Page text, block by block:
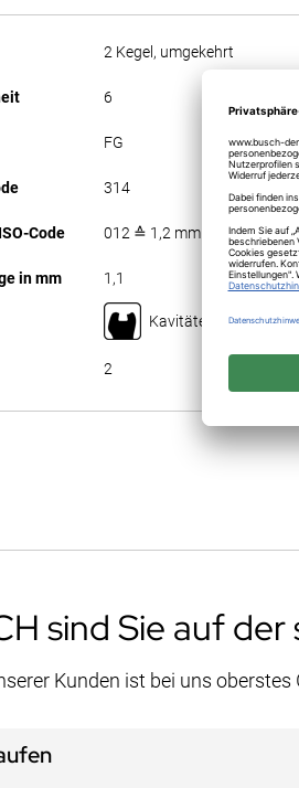
2 Kegel, umgekehrt
6
FG
314
Code 012 ≙ 1,2 mm
in mm 1,1
Kavitäten-/
2
sind Sie auf
Kunden ist bei uns